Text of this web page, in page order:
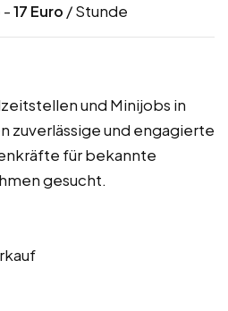
-17 Euro / Stunde
und Minijobs in
zuverlässige und engagierte
für bekannte
gesucht.